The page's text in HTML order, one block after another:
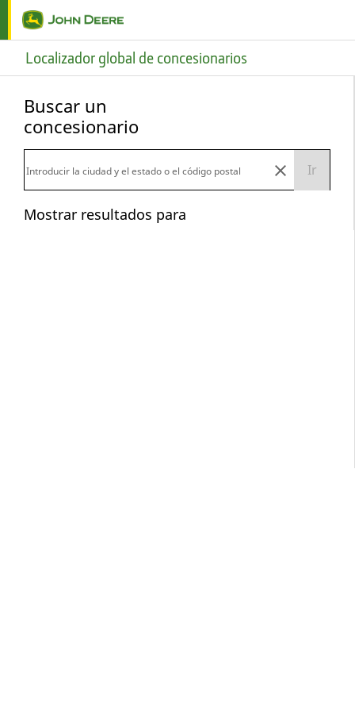
Skip to main content
Localizador global de concesionarios
Buscar un
concesionario
Ir
Mostrar resultados para